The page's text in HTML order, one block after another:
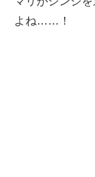
よね……！